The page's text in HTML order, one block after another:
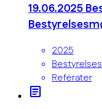
19.06.2025
2025
Referater
article